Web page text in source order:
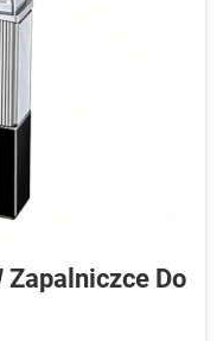
Zapalniczce Do